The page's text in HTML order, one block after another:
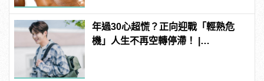
年過30心超慌？正向迎戰「輕熟危
機」人生不再空轉停滯！ |